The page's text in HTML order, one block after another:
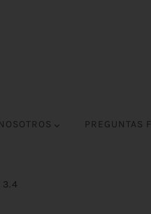
PREGUNTAS
3.4